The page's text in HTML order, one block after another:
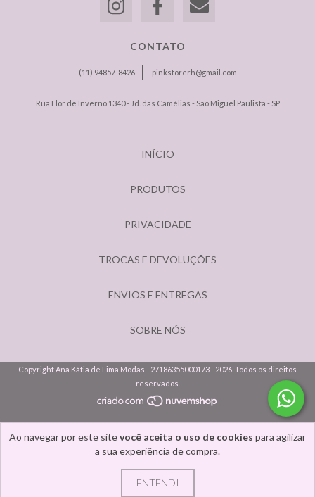
Ao navegar por este sitevocê aceita o uso de cookies para agilizar
a sua experiência de compra.
ENTENDI
CONTATO
(11) 94857-8426 pinkstorerh@gmail.com
Rua Flor de Inverno 1340 - Jd. das Camélias - São Miguel Paulista - SP
INÍCIO
PRODUTOS
PRIVACIDADE
TROCAS E DEVOLUÇÕES
ENVIOS E ENTREGAS
SOBRE NÓS
Copyright Ana Kátia de Lima Modas - 27186355000173 - 2026. Todos os direitos
reservados.